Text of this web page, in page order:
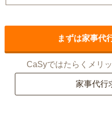
まずは家事代
CaSyではたらくメリ
家事代行